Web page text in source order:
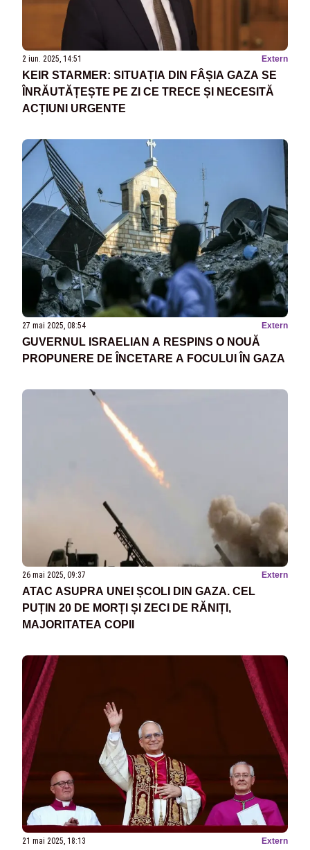
2 iun. 2025, 14:51 Extern
KEIR STARMER: SITUAȚIA DIN FÂȘIA GAZA SE
ÎNRĂUTĂȚEȘTE PE ZI CE TRECE ȘI NECESITĂ
ACȚIUNI URGENTE
27 mai 2025, 08:54 Extern
GUVERNUL ISRAELIAN A RESPINS O NOUĂ
PROPUNERE DE ÎNCETARE A FOCULUI ÎN GAZA
26 mai 2025, 09:37 Extern
ATAC ASUPRA UNEI ȘCOLI DIN GAZA. CEL
PUȚIN 20 DE MORȚI ȘI ZECI DE RĂNIȚI,
MAJORITATEA COPII
21 mai 2025, 18:13 Extern